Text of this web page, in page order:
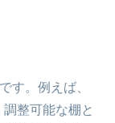
す。例えば、
整可能な棚と